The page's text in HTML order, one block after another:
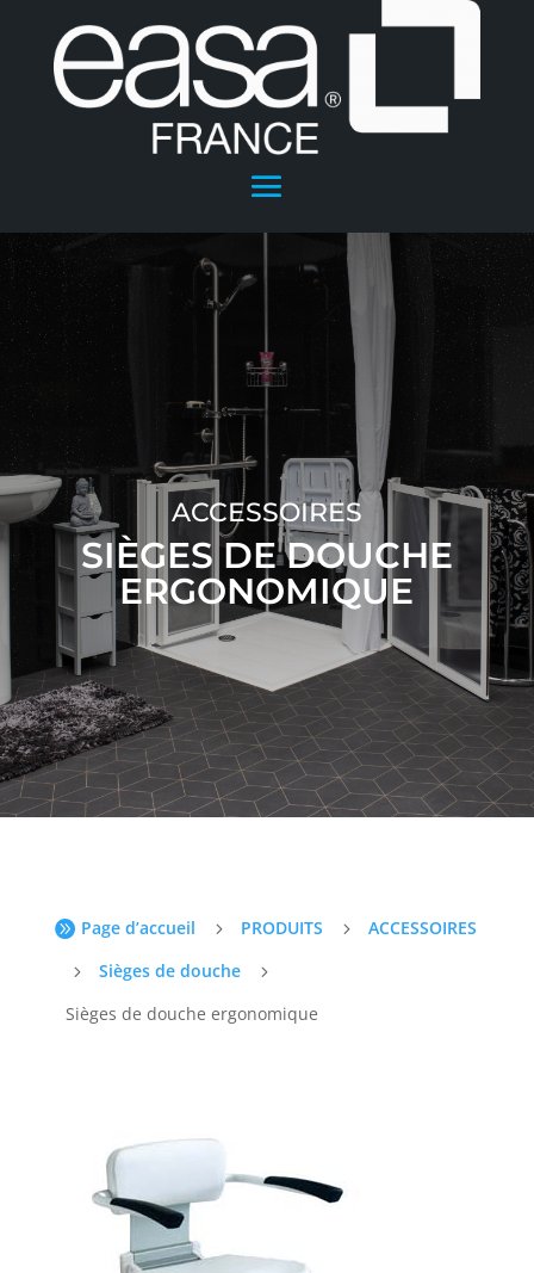
ACCESSOIRES
SIÈGES DE DOUCHE
ERGONOMIQUE
 Page d’accueil 5 PRODUITS 5 ACCESSOIRES
5 Sièges de douche 5
Sièges de douche ergonomique